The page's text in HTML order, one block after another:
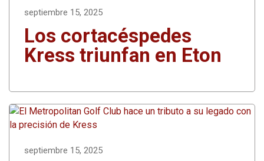
septiembre 15, 2025
Los cortacéspedes
Kress triunfan en Eton
septiembre 15, 2025